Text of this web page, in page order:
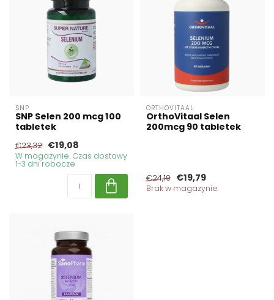
SNP
SNP Selen 200 mcg 100
tabletek
€23,32 €19,08
W magazynie. Czas dostawy
1-3 dni robocze
ORTHOVITAAL
OrthoVitaal Selen
200mcg 90 tabletek
€24,19 €19,79
Brak w magazynie